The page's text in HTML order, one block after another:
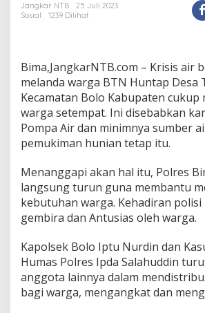
Bagi
Tambe
Jangkar NTB
25 Juli 2023
Sosial
1239 Dilihat
Bima,JangkarNTB.com – Krisis air
melanda warga BTN Huntap Desa
Kecamatan Bolo Kabupaten cukup
warga setempat. Ini disebabkan
Pompa Air dan minimnya sumber
pemukiman hunian tetap itu.
Menanggapi akan hal itu, Polres
langsung turun guna membantu
kebutuhan warga. Kehadiran
gembira dan Antusias oleh warga.
Kapolsek Bolo Iptu Nurdin dan
Humas Polres Ipda Salahuddin
anggota lainnya dalam
bagi warga, mengangkat dan